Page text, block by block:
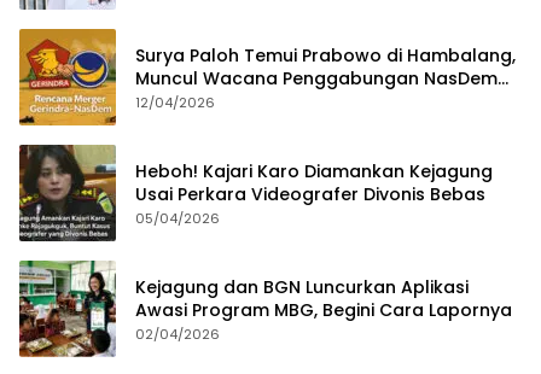
Surya Paloh Temui Prabowo di Hambalang,
Muncul Wacana Penggabungan NasDem
dan Gerindra
12/04/2026
Heboh! Kajari Karo Diamankan Kejagung
Usai Perkara Videografer Divonis Bebas
05/04/2026
Kejagung dan BGN Luncurkan Aplikasi
Awasi Program MBG, Begini Cara Lapornya
02/04/2026